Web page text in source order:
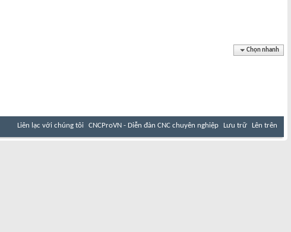
Chọn nhanh
Liên lạc với chúng tôi CNCProVN - Diễn đàn CNC chuyên nghiệp Lưu trữ Lên trên